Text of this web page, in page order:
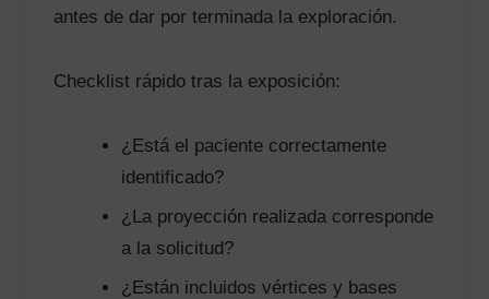
antes de dar por terminada la exploración.
Checklist rápido tras la exposición:
¿Está el paciente correctamente
identificado?
¿La proyección realizada corresponde
a la solicitud?
¿Están incluidos vértices y bases